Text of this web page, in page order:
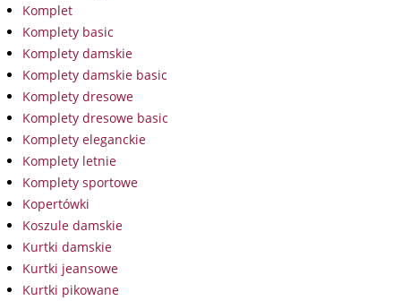
Komplet
Komplety basic
Komplety damskie
Komplety damskie basic
Komplety dresowe
Komplety dresowe basic
Komplety eleganckie
Komplety letnie
Komplety sportowe
Kopertówki
Koszule damskie
Kurtki damskie
Kurtki jeansowe
Kurtki pikowane